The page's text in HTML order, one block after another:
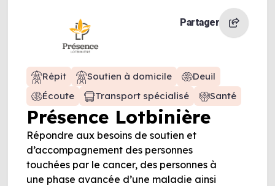
Présence Lotbinière
Partager
Répit Soutien à domicile
Deuil
Écoute
Transport spécialisé Santé
Répondre aux besoins de soutien et
d’accompagnement des personnes
touchées par le cancer, des personnes à
une phase avancée d’une maladie ainsi